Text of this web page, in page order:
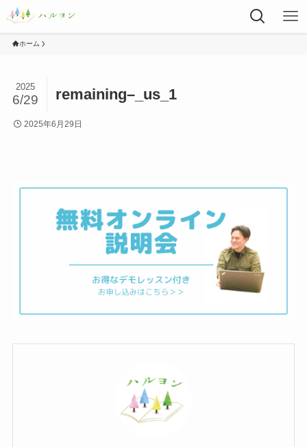
ホーム
remaining–_us_1
2025
6/29
2025年6月29日